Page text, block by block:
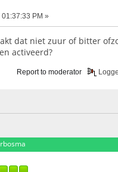
PM »
dat niet zuur of bitter
activeerd?
Report to moderator